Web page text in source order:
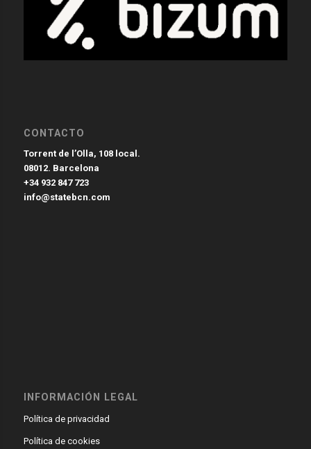
CONTACTO
Torrent de l’Olla, 108 local.
08012. Barcelona
+34 932 847 723
info@statebcn.com
INFORMACIÓN LEGAL
Política de privacidad
Política de cookies